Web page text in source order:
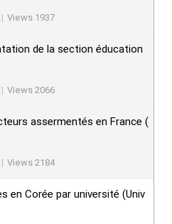
| Views 1937
de la section éducation
| Views 2066
assermentés en France (
| Views 2184
en Corée par université (Univ